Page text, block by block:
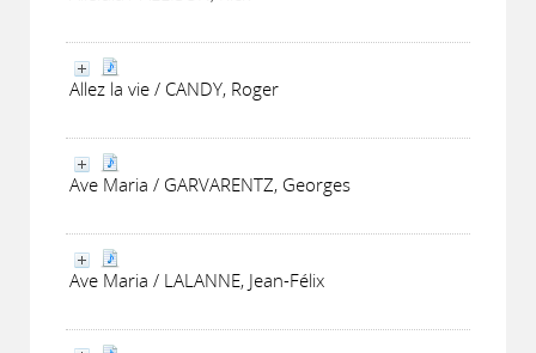
Allez la vie / CANDY, Roger
Ave Maria / GARVARENTZ, Georges
Ave Maria / LALANNE, Jean-Félix